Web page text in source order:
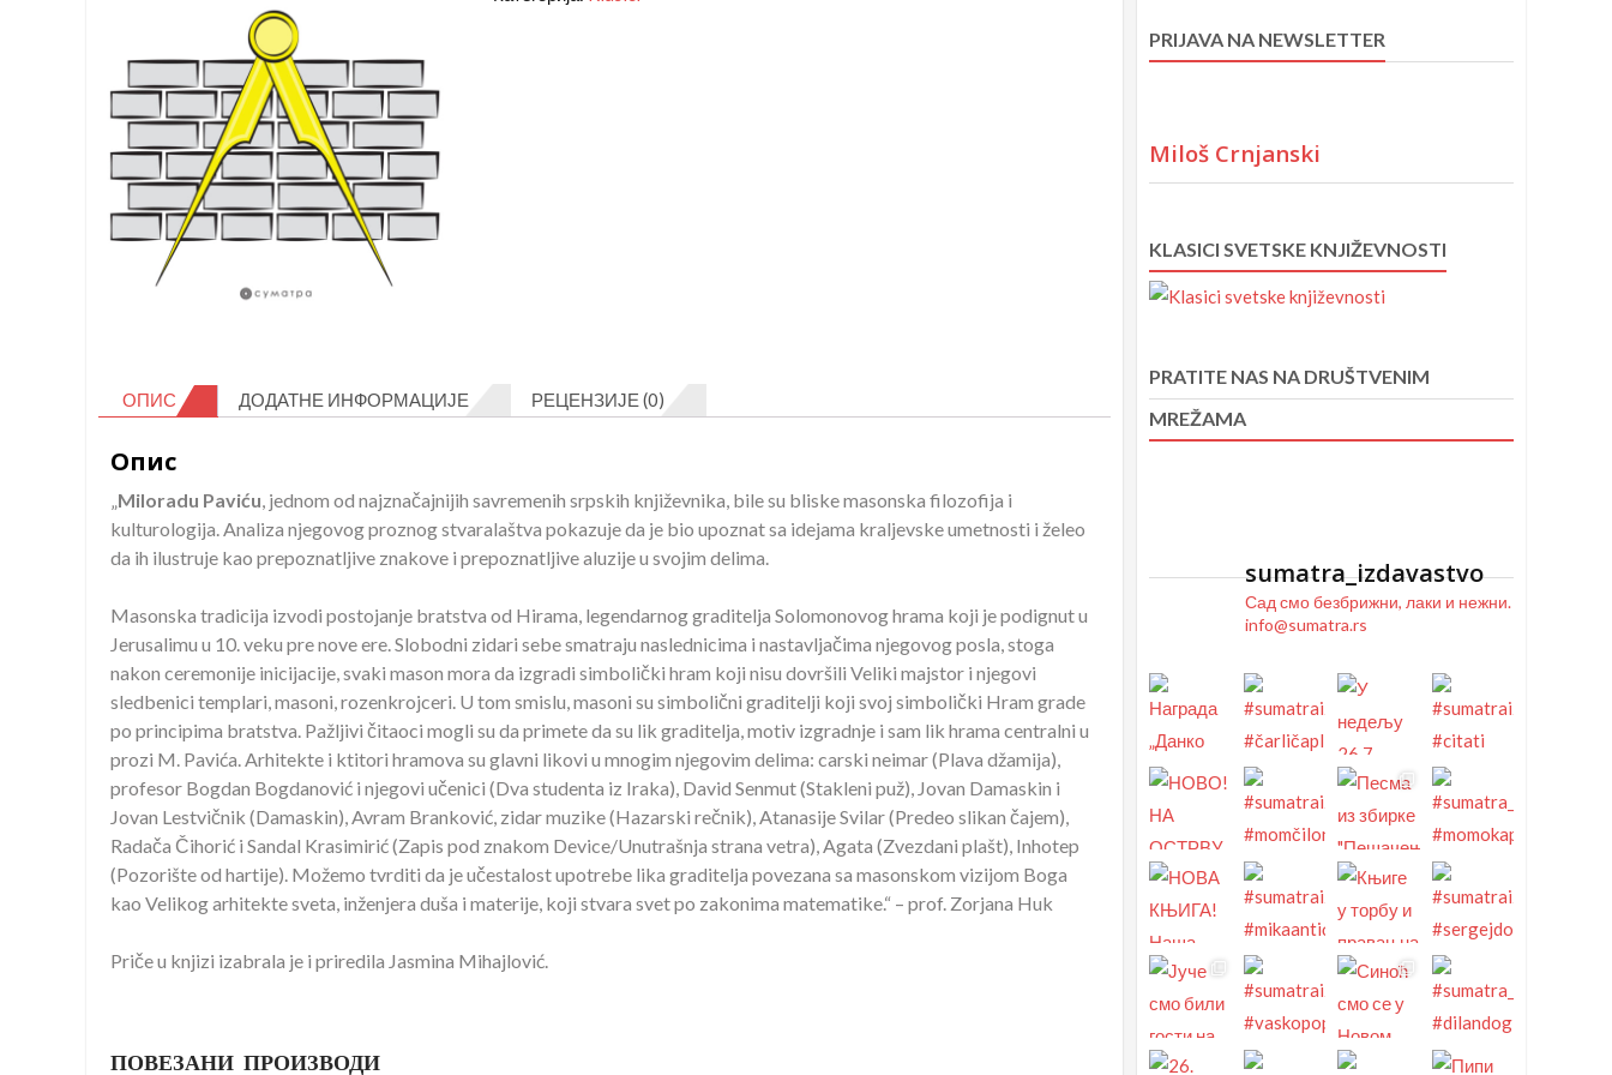
ОПИС ДОДАТНЕ ИНФОРМАЦИЈЕ РЕЦЕНЗИЈЕ (0)
Опис
Miloradu Paviću , jednom od najznačajnijih savremenih srpskih književnika, bile su bliske masonska filozofija i
kulturologija. Analiza njegovog proznog stvaralaštva pokazuje da je bio upoznat sa idejama kraljevske umetnosti i želeo
da ih ilustruje kao prepoznatljive znakove i prepoznatljive aluzije u svojim delima.
Masonska tradicija izvodi postojanje bratstva od Hirama, legendarnog graditelja Solomonovog hrama koji je podignut u
Jerusalimu u 10. veku pre nove ere. Slobodni zidari sebe smatraju naslednicima i nastavljačima njegovog posla, stoga
nakon ceremonije inicijacije, svaki mason mora da izgradi simbolički hram koji nisu dovršili Veliki majstor i njegovi
sledbenici templari, masoni, rozenkrojceri. U tom smislu, masoni su simbolični graditelji koji svoj simbolički Hram grade
po principima bratstva. Pažljivi čitaoci mogli su da primete da su lik graditelja, motiv izgradnje i sam lik hrama centralni u
prozi M. Pavića. Arhitekte i ktitori hramova su glavni likovi u mnogim njegovim delima: carski neimar (Plava džamija),
profesor Bogdan Bogdanović i njegovi učenici (Dva studenta iz Iraka), David Senmut (Stakleni puž), Jovan Damaskin i
Jovan Lestvičnik (Damaskin), Avram Branković, zidar muzike (Hazarski rečnik), Atanasije Svilar (Predeo slikan čajem),
Radača Čihorić i Sandal Krasimirić (Zapis pod znakom Device/Unutrašnja strana vetra), Agata (Zvezdani plašt), Inhotep
(Pozorište od hartije). Možemo tvrditi da je učestalost upotrebe lika graditelja povezana sa masonskom vizijom Boga
kao Velikog arhitekte sveta, inženjera duša i materije, koji stvara svet po zakonima matematike.“ – prof. Zorjana Huk
Priče u knjizi izabrala je i priredila Jasmina Mihajlović.
ПОВЕЗАНИ ПРОИЗВОДИ
PRIJAVA NA NEWSLETTER
Miloš Crnjanski
KLASICI SVETSKE KNJIŽEVNOSTI
PRATITE NAS NA DRUŠTVENIM
MREŽAMA
sumatra_izdavastvo
Сад смо безбрижни, лаки и нежни.
info@sumatra.rs